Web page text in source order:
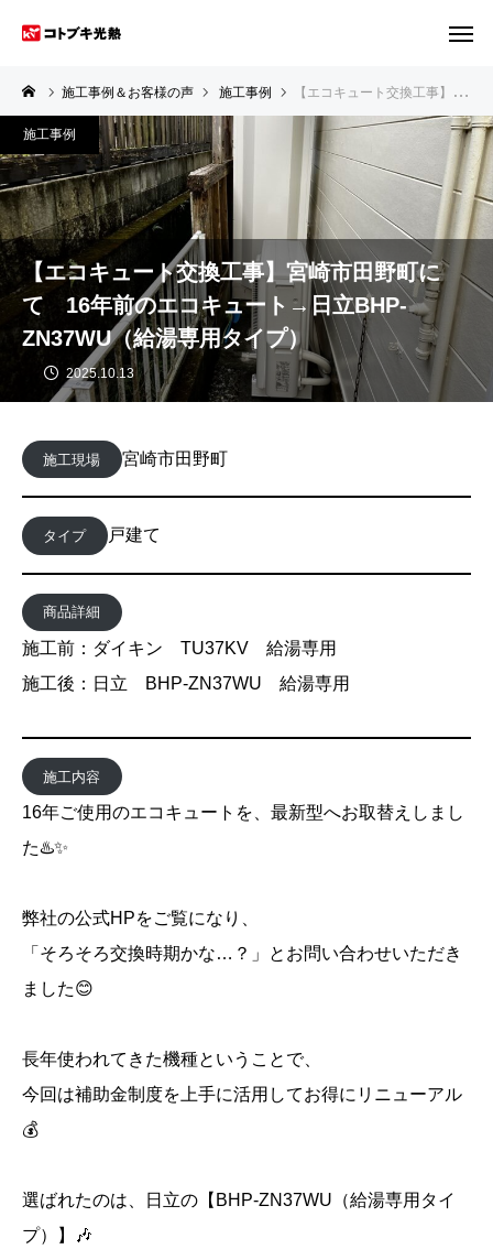
施工事例＆お客様の声 施工事例 【エコキュート交換工事】宮崎市田野町にて 16年前のエコキュート→日立BHP-ZN37WU（給湯専用タイプ）
【エコキュート交換工事】宮崎市田野町に
て 16年前のエコキュート→日立BHP-
ZN37WU（給湯専用タイプ）
2025.10.13
施工事例
施工現場 宮崎市田野町
タイプ 戸建て
商品詳細
施工前：ダイキン TU37KV 給湯専用
施工後：日立 BHP-ZN37WU 給湯専用
施工内容
16年ご使用のエコキュートを、最新型へお取替えしまし
た♨️✨
弊社の公式HPをご覧になり、
「そろそろ交換時期かな…？」とお問い合わせいただき
ました😊
長年使われてきた機種ということで、
今回は補助金制度を上手に活用してお得にリニューアル
💰
選ばれたのは、日立の【BHP-ZN37WU（給湯専用タイ
プ）】🎶